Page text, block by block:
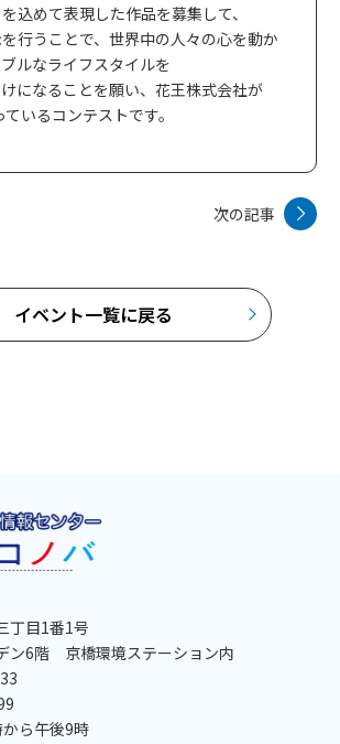
込めて表現した作品を募集して、
行うことで、世界中の人々の心を動か
ルなライフスタイルを
になることを願い、花王株式会社が
いるコンテストです。
次の記事
イベント一覧に戻る
丁目1番1号
ン6階 京橋環境ステーション内
ら午後9時